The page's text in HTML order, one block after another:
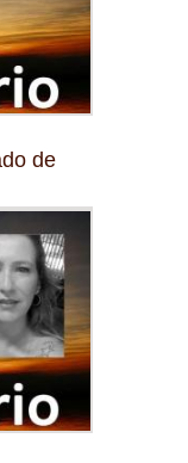
de